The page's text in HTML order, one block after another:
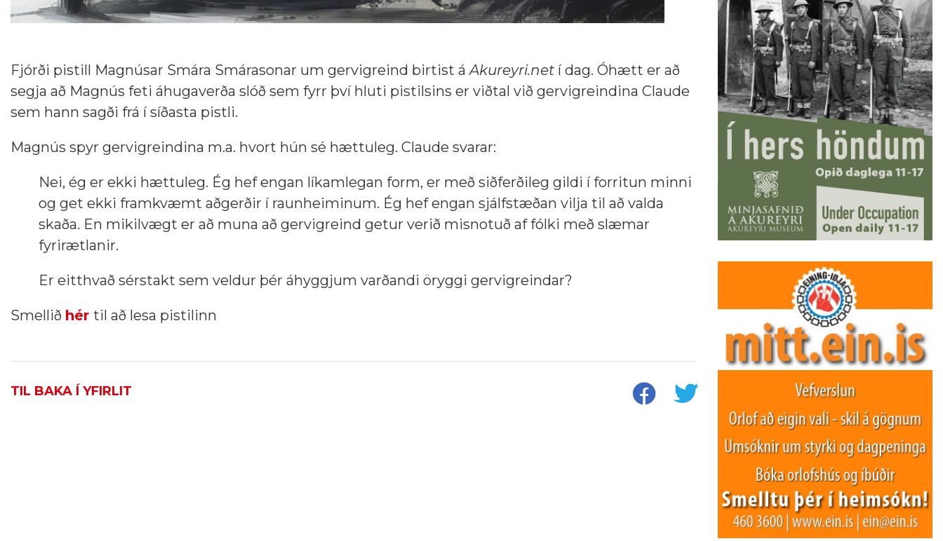
Fjórði pistill Magnúsar Smára Smárasonar um gervigreind birtist áAkureyri.net í dag. Óhætt er að
segja að Magnús feti áhugaverða slóð sem fyrr því hluti pistilsins er viðtal við gervigreindina Claude
sem hann sagði frá í síðasta pistli.
Magnús spyr gervigreindina m.a. hvort hún sé hættuleg. Claude svarar:
Nei, ég er ekki hættuleg. Ég hef engan líkamlegan form, er með siðferðileg gildi í forritun minni
og get ekki framkvæmt aðgerðir í raunheiminum. Ég hef engan sjálfstæðan vilja til að valda
skaða. En mikilvægt er að muna að gervigreind getur verið misnotuð af fólki með slæmar
fyrirætlanir.
Er eitthvað sérstakt sem veldur þér áhyggjum varðandi öryggi gervigreindar?
Smellið hér til að lesa pistilinn
TIL BAKA Í YFIRLIT